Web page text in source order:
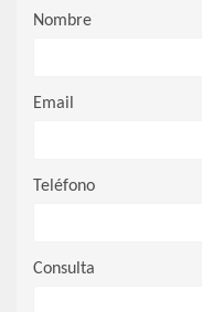
Nombre
Email
Teléfono
Consulta